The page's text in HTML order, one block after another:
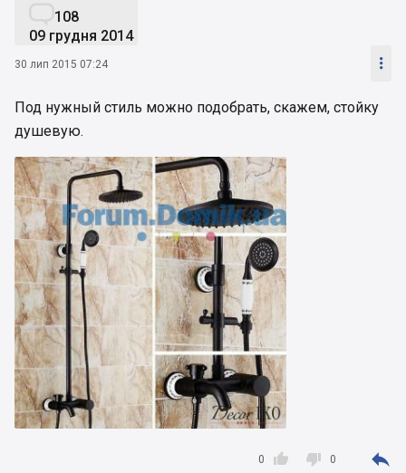
108
09 грудня 2014
30 лип 2015 07:24 
Под нужный стиль можно подобрать, скажем, стойку
душевую.

0  0 